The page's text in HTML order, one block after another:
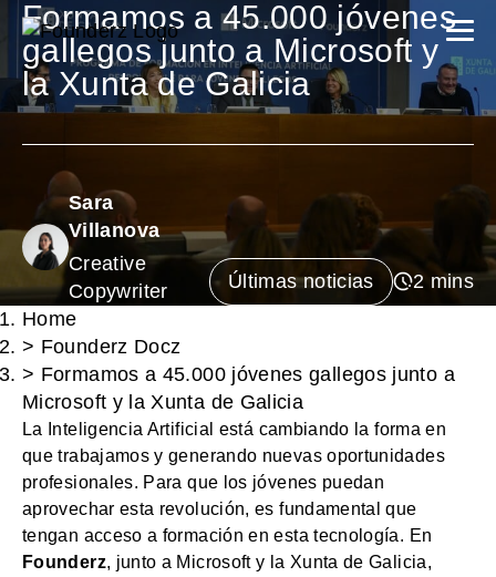
Formamos a 45.000 jóvenes
gallegos junto a Microsoft y
la Xunta de Galicia
Sara
Villanova
Creative
Copywriter
Últimas noticias
Home
> Founderz Docz
> Formamos a 45.000 jóvenes gallegos junto a
Microsoft y la Xunta de Galicia
La Inteligencia Artificial está cambiando la forma en
que trabajamos y generando nuevas oportunidades
profesionales. Para que los jóvenes puedan
aprovechar esta revolución, es fundamental que
tengan acceso a formación en esta tecnología. En
Founderz, junto a Microsoft y la Xunta de Galicia,